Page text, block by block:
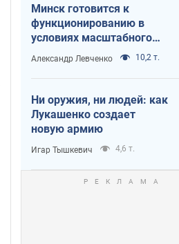
Минск готовится к
функционированию в
условиях масштабного
военного кризиса
Александр Левченко 10,2 т.
Ни оружия, ни людей: как
Лукашенко создает
новую армию
Игар Тышкевич 4,6 т.